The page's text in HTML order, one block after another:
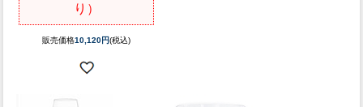
り）
販売価格10,120円(税込)